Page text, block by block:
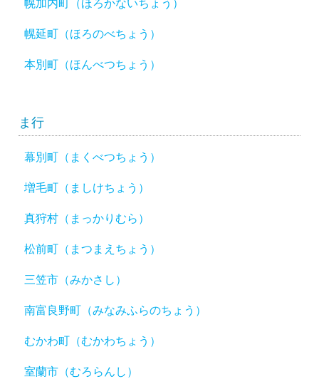
幌加内町（ほろかないちょう）
幌延町（ほろのべちょう）
本別町（ほんべつちょう）
ま行
幕別町（まくべつちょう）
増毛町（ましけちょう）
真狩村（まっかりむら）
松前町（まつまえちょう）
三笠市（みかさし）
南富良野町（みなみふらのちょう）
むかわ町（むかわちょう）
室蘭市（むろらんし）